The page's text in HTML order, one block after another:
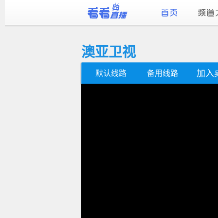
澳亚卫视
默认线路 备用线路 加入